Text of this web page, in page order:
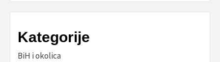
Kategorije
BiH i okolica